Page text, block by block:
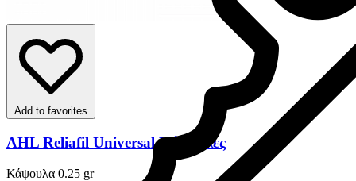
Add to favorites
AHL Reliafil Universal Κάψουλες
Κάψουλα 0.25 gr